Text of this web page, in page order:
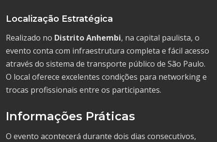
Localização Estratégica
Realizado no Distrito Anhembi, na capital paulista, o
evento conta com infraestrutura completa e fácil acesso
através do sistema de transporte público de São Paulo.
O local oferece excelentes condições para networking e
trocas profissionais entre os participantes.
Informações Práticas
O evento acontecerá durante dois dias consecutivos,